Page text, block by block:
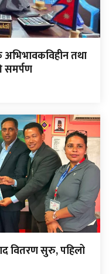
अभिभावकविहीन तथा
समर्पण
वितरण सुरु, पहिलो